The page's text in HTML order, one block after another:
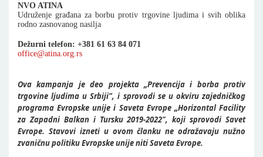
NVO ATINA
Udruženje građana za borbu protiv trgovine ljudima i svih oblika
rodno zasnovanog nasilja
Dežurni telefon: +381 61 63 84 071
office@atina.org.rs
Ova kampanja je deo projekta „Prevencija i borba protiv
trgovine ljudima u Srbiji”, i sprovodi se u okviru zajedničkog
programa Evropske unije i Saveta Evrope „Horizontal Facility
za Zapadni Balkan i Tursku 2019-2022", koji sprovodi Savet
Evrope. Stavovi izneti u ovom članku ne odražavaju nužno
zvaničnu politiku Evropske unije niti Saveta Evrope.​